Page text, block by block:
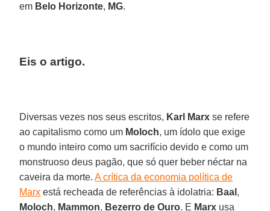
em Belo Horizonte, MG.
Eis o artigo.
Diversas vezes nos seus escritos, Karl Marx se refere
ao capitalismo como um Moloch, um ídolo que exige
o mundo inteiro como um sacrifício devido e como um
monstruoso deus pagão, que só quer beber néctar na
caveira da morte.A crítica da economia política de
Marx está recheada de referências à idolatria: Baal ,
Moloch, Mammon, Bezerro de Ouro. E Marx usa